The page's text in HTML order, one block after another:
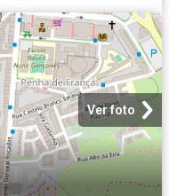
Ver foto